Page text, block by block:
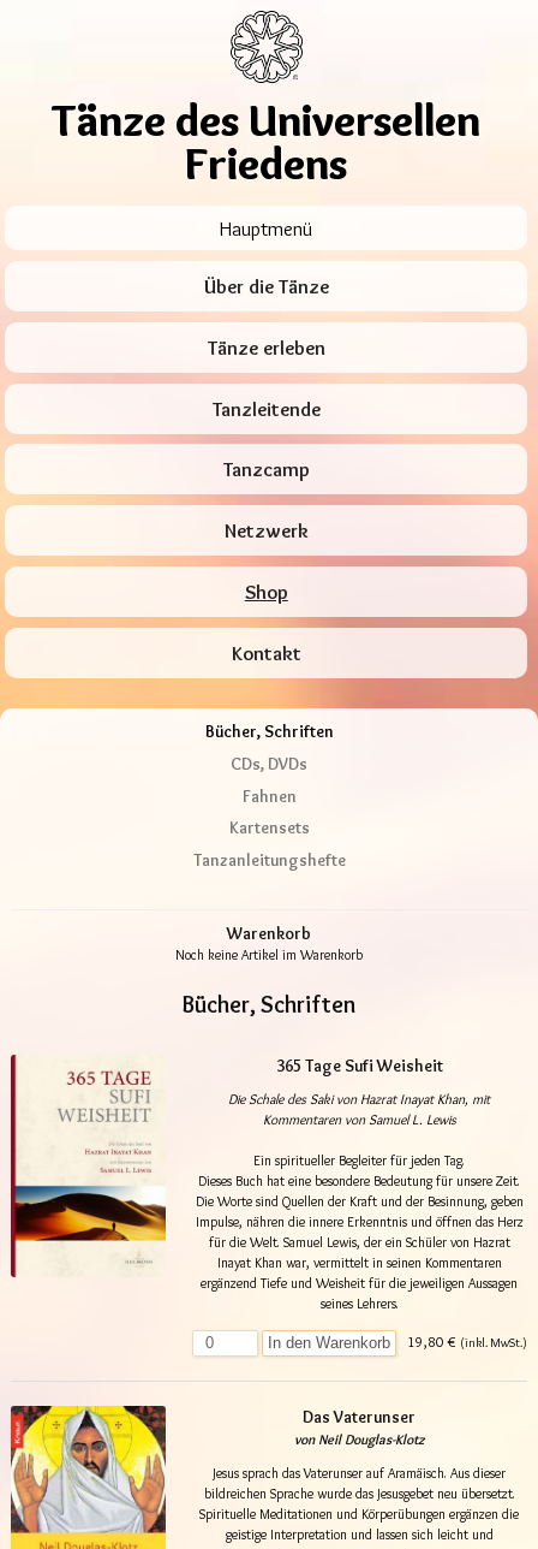
Tänze des Universellen
Friedens
Hauptmenü
Über die Tänze
Tänze erleben
Tanzleitende
Tanzcamp
Netzwerk
Shop
Kontakt
Bücher, Schriften
CDs, DVDs
Fahnen
Kartensets
Tanzanleitungshefte
Warenkorb
Noch keine Artikel im Warenkorb
Bücher, Schriften
365 Tage Sufi Weisheit
Die Schale des Saki von Hazrat Inayat Khan, mit
Kommentaren von Samuel L. Lewis
Ein spiritueller Begleiter für jeden Tag.
Dieses Buch hat eine besondere Bedeutung für unsere Zeit.
Die Worte sind Quellen der Kraft und der Besinnung, geben
Impulse, nähren die innere Erkenntnis und öffnen das Herz
für die Welt. Samuel Lewis, der ein Schüler von Hazrat
Inayat Khan war, vermittelt in seinen Kommentaren
ergänzend Tiefe und Weisheit für die jeweiligen Aussagen
seines Lehrers.
In den Warenkorb 19,80 € (inkl. MwSt.)
Das Vaterunser
von Neil Douglas-Klotz
Jesus sprach das Vaterunser auf Aramäisch. Aus dieser
bildreichen Sprache wurde das Jesusgebet neu übersetzt.
Spirituelle Meditationen und Körperübungen ergänzen die
geistige Interpretation und lassen sich leicht und